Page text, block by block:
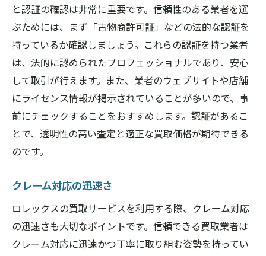
と認証の確認は非常に重要です。信頼性のある業者を選
ぶためには、まず「古物商許可証」などの法的な認証を
持っているか確認しましょう。これらの認証を持つ業者
は、法的に認められたプロフェッショナルであり、安心
して取引が行えます。また、業者のウェブサイトや店舗
にライセンス情報が掲示されていることが多いので、事
前にチェックすることをおすすめします。認証があるこ
とで、透明性の高い査定と適正な買取価格が期待できる
のです。
クレーム対応の迅速さ
ロレックスの買取サービスを利用する際、クレーム対応
の迅速さも大切なポイントです。信頼できる買取業者は
クレーム対応に迅速かつ丁寧に取り組む姿勢を持ってい